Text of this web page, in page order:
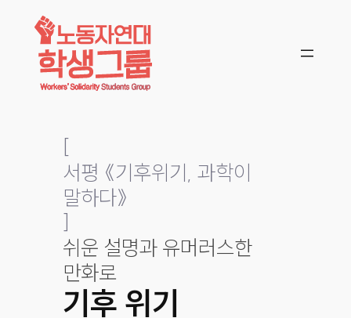
콘텐츠로
바로가기
[
서평 《기후위기, 과학이
말하다》
]
쉬운 설명과 유머러스한
만화로
기후 위기